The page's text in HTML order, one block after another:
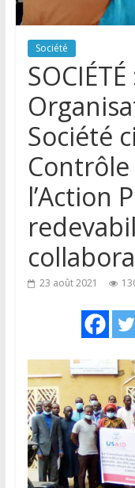
Société
Société
l’Action
23 août 2021